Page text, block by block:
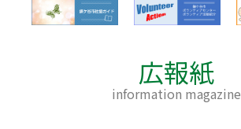
広報紙
information magazine